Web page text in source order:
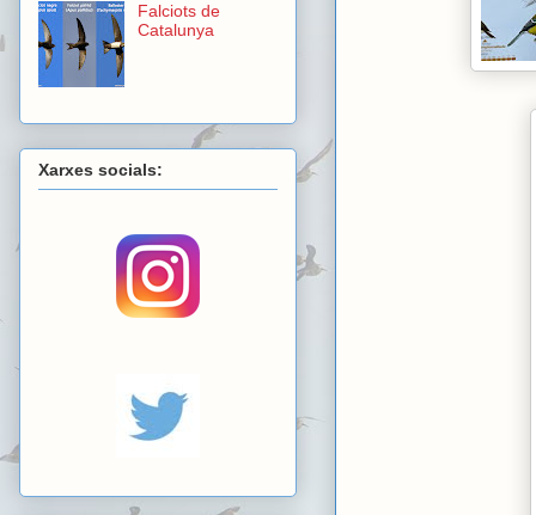
Falciots de
Catalunya
Xarxes socials: